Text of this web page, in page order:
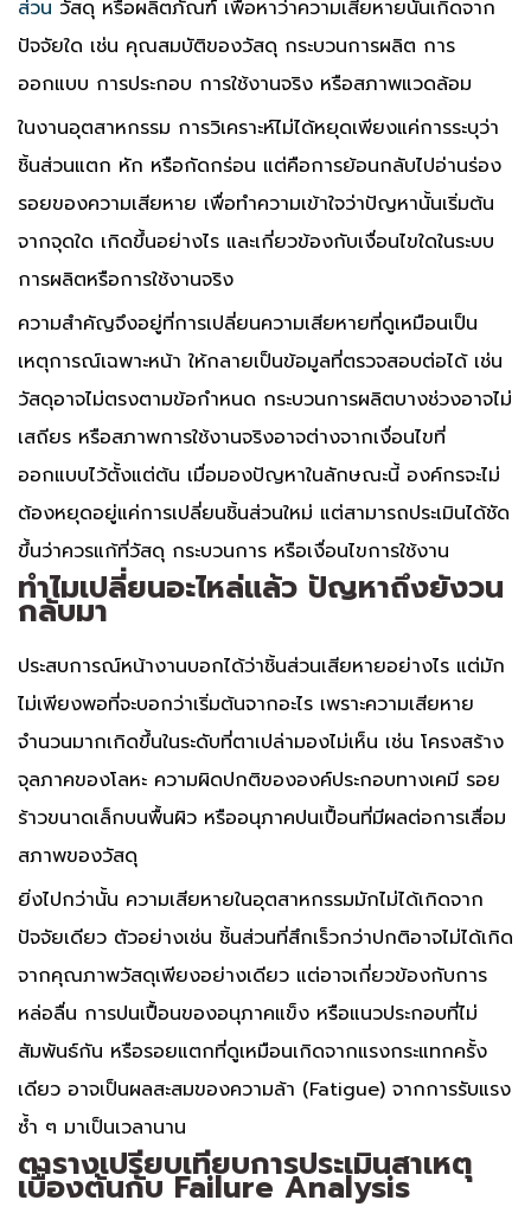
ส่วน วัสดุ หรือผลิตภัณฑ์ เพื่อหาว่าความเสียหายนั้นเกิดจาก
ปัจจัยใด เช่น คุณสมบัติของวัสดุ กระบวนการผลิต การ
ออกแบบ การประกอบ การใช้งานจริง หรือสภาพแวดล้อม
ในงานอุตสาหกรรม การวิเคราะห์ไม่ได้หยุดเพียงแค่การระบุว่า
ชิ้นส่วนแตก หัก หรือกัดกร่อน แต่คือการย้อนกลับไปอ่านร่อง
รอยของความเสียหาย เพื่อทำความเข้าใจว่าปัญหานั้นเริ่มต้น
จากจุดใด เกิดขึ้นอย่างไร และเกี่ยวข้องกับเงื่อนไขใดในระบบ
การผลิตหรือการใช้งานจริง
ความสำคัญจึงอยู่ที่การเปลี่ยนความเสียหายที่ดูเหมือนเป็น
เหตุการณ์เฉพาะหน้า ให้กลายเป็นข้อมูลที่ตรวจสอบต่อได้ เช่น
วัสดุอาจไม่ตรงตามข้อกำหนด กระบวนการผลิตบางช่วงอาจไม่
เสถียร หรือสภาพการใช้งานจริงอาจต่างจากเงื่อนไขที่
ออกแบบไว้ตั้งแต่ต้น เมื่อมองปัญหาในลักษณะนี้ องค์กรจะไม่
ต้องหยุดอยู่แค่การเปลี่ยนชิ้นส่วนใหม่ แต่สามารถประเมินได้ชัด
ขึ้นว่าควรแก้ที่วัสดุ กระบวนการ หรือเงื่อนไขการใช้งาน
ทำไมเปลี่ยนอะไหล่แล้ว ปัญหาถึงยังวน
กลับมา
ประสบการณ์หน้างานบอกได้ว่าชิ้นส่วนเสียหายอย่างไร แต่มัก
ไม่เพียงพอที่จะบอกว่าเริ่มต้นจากอะไร เพราะความเสียหาย
จำนวนมากเกิดขึ้นในระดับที่ตาเปล่ามองไม่เห็น เช่น โครงสร้าง
จุลภาคของโลหะ ความผิดปกติขององค์ประกอบทางเคมี รอย
ร้าวขนาดเล็กบนพื้นผิว หรืออนุภาคปนเปื้อนที่มีผลต่อการเสื่อม
สภาพของวัสดุ
ยิ่งไปกว่านั้น ความเสียหายในอุตสาหกรรมมักไม่ได้เกิดจาก
ปัจจัยเดียว ตัวอย่างเช่น ชิ้นส่วนที่สึกเร็วกว่าปกติอาจไม่ได้เกิด
จากคุณภาพวัสดุเพียงอย่างเดียว แต่อาจเกี่ยวข้องกับการ
หล่อลื่น การปนเปื้อนของอนุภาคแข็ง หรือแนวประกอบที่ไม่
สัมพันธ์กัน หรือรอยแตกที่ดูเหมือนเกิดจากแรงกระแทกครั้ง
เดียว อาจเป็นผลสะสมของความล้า (Fatigue) จากการรับแรง
ซ้ำ ๆ มาเป็นเวลานาน
ตารางเปรียบเทียบการประเมินสาเหตุ
เบื้องต้นกับ Failure Analysis